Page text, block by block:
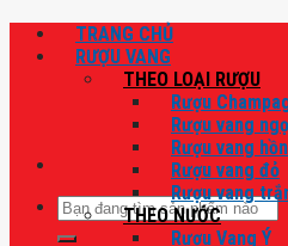
Tìm
kiếm:
TRANG CHỦ
RƯỢU VANG
THEO LOẠI RƯỢU
Rượu
Rượu vang
Rượu vang
Rượu vang đỏ
Rượu vang
THEO NƯỚC
Rượu Vang Ý